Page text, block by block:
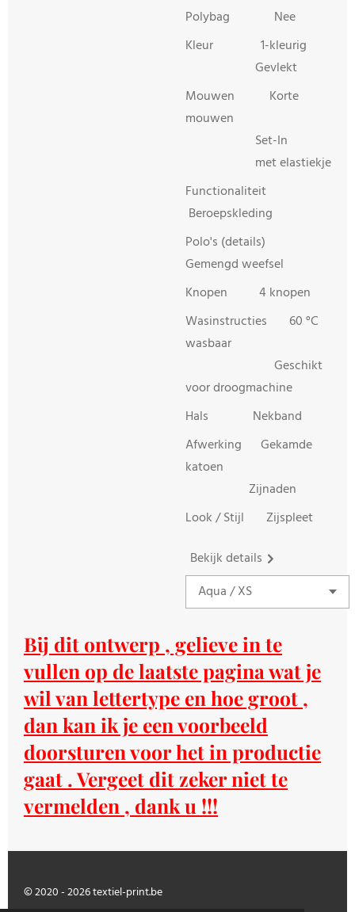
Polybag Nee
Kleur 1-kleurig
Gevlekt
Mouwen Korte
mouwen
Set-In
met elastiekje
Functionaliteit
Beroepskleding
Polo's (details)
Gemengd weefsel
Knopen 4 knopen
Wasinstructies 60 °C
wasbaar
Geschikt
voor droogmachine
Hals Nekband
Afwerking Gekamde
katoen
Zijnaden
Look / Stijl Zijspleet
Bekijk details
Bij dit ontwerp , gelieve in te
vullen op de laatste pagina wat je
wil van lettertype en hoe groot ,
dan kan ik je een voorbeeld
doorsturen voor het in productie
gaat . Vergeet dit zeker niet te
vermelden , dank u !!!
© 2020 - 2026 textiel-print.be